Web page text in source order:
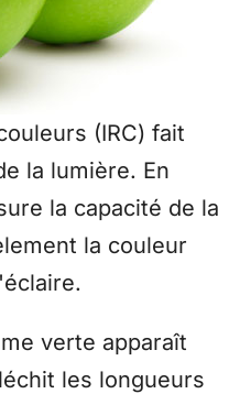
(IRC) fait
la lumière. En
la capacité de la
la couleur
verte apparaît
les longueurs